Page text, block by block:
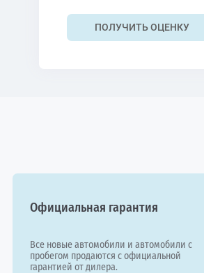
ПОЛУЧИТЬ ОЦЕНКУ
Официальная гарантия
Все новые автомобили и автомобили с
пробегом продаются с официальной
гарантией от дилера.